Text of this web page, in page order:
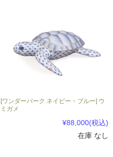
[ワンダーパーク ネイビー・ブルー] ウ
ミガメ
¥88,000(税込)
在庫 なし